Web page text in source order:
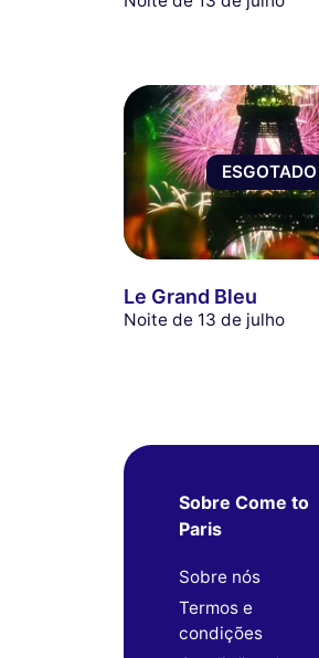
ESGOTADO
Le Grand Bleu
Noite de 13 de julho
Sobre Come to
Paris
Sobre nós
Termos e
condições